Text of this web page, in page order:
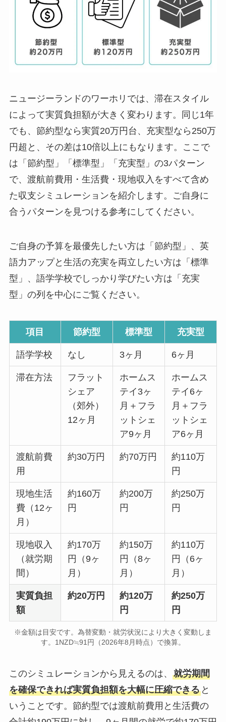
ニュージーランドのワーホリでは、滞在スタイル
によって実質負担額が大きく変わります。同じ1年
でも、節約型なら実質20万円台、充実型なら250万
円超と、その差は10倍以上にもなります。ここで
は「節約型」「標準型」「充実型」の3パターン
で、渡航前費用・生活費・現地収入をすべて含め
た収支シミュレーションを紹介します。ご自身に
合うパターンを見つける参考にしてください。
ご自身の予算を最優先したい方は「節約型」、英
語力アップと生活の充実を両立したい方は「標準
型」、語学学校でしっかり学びたい方は「充実
型」の列を中心にご覧ください。
項目 節約型 標準型 充実型
語学学校 なし 3ヶ月 6ヶ月
滞在方法
フラット
シェア
（郊外）
12ヶ月
ホームス
テイ3ヶ
月＋フラ
ットシェ
ア9ヶ月
ホームス
テイ6ヶ
月＋フラ
ットシェ
ア6ヶ月
渡航前費
用
約30万円 約70万円
約110万
円
現地生活
費（12ヶ
月）
約160万
円
約200万
円
約250万
円
現地収入
（就労期
間）
約170万
円（9ヶ
月）
約150万
円（8ヶ
月）
約110万
円（6ヶ
月）
実質負担
額
約20万円
約120万
円
約250万
円
※金額は目安です。為替変動・就労状況により大きく変動しま
す。1NZD≒91円（2026年8月時点）で換算。
このシミュレーションから見えるのは、 就労期間
を確保できれば実質負担額を大幅に圧縮できると
いうことです。節約型では渡航前費用と生活費の